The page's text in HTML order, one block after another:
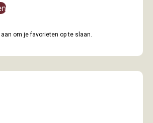
om je favorieten op te slaan.